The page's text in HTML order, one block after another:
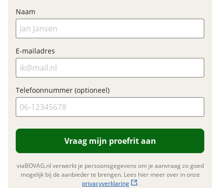
Financieel
Prijs
BTW/marge
Bijtellingspercentage
7 %
Nieuwprijs
BOVAG Garantie
Fabrieksgarantie van
toepassing
Fabrieksgarantie
Ja
Naam
E-mailadres
Telefoonnummer (optioneel)
Vraag mijn proefrit aan
viaBOVAG.nl verwerkt je persoonsgegevens om je aanvraag zo goed
mogelijk bij de aanbieder te brengen. Lees hier meer over in onze
privacyverklaring
.